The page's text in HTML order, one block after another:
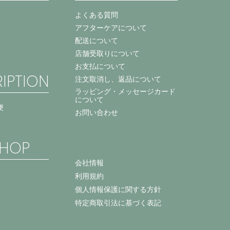
よくある質問
アフターケアについて
配送について
店舗受取りについて
お支払について
注文取消し、返品について
ラッピング・メッセージカード
について
お問い合わせ
会社情報
利用規約
個人情報保護に関する方針
特定商取引法に基づく表記